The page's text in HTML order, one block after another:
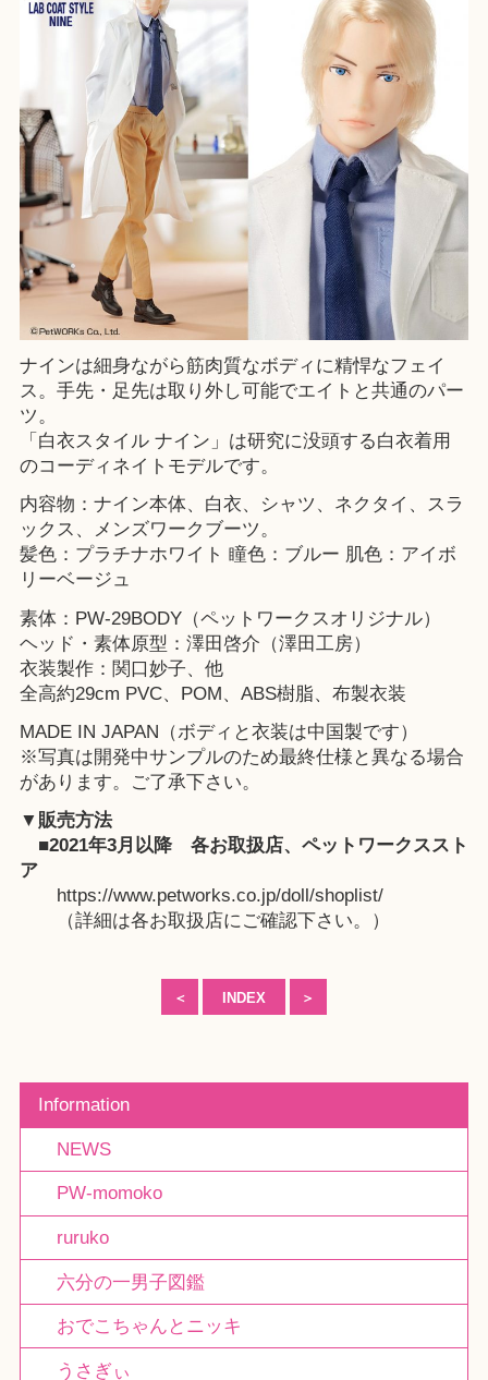
ナインは細身ながら筋肉質なボディに精悍なフェイ
ス。手先・足先は取り外し可能でエイトと共通のパー
ツ。
「白衣スタイル ナイン」は研究に没頭する白衣着用
のコーディネイトモデルです。
内容物：ナイン本体、白衣、シャツ、ネクタイ、スラ
ックス、メンズワークブーツ。
髪色：プラチナホワイト 瞳色：ブルー 肌色：アイボ
リーベージュ
素体：PW-29BODY（ペットワークスオリジナル）
ヘッド・素体原型：澤田啓介（澤田工房）
衣装製作：関口妙子、他
全高約29cm PVC、POM、ABS樹脂、布製衣装
MADE IN JAPAN（ボディと衣装は中国製です）
※写真は開発中サンプルのため最終仕様と異なる場合
があります。ご了承下さい。
▼販売方法
■2021年3月以降 各お取扱店、 ペットワークススト
ア
https://www.petworks.co.jp/doll/shoplist/
（詳細は各お取扱店にご確認下さい。）
＜ INDEX ＞
Information
NEWS
PW-momoko
ruruko
六分の一男子図鑑
おでこちゃんとニッキ
うさぎぃ